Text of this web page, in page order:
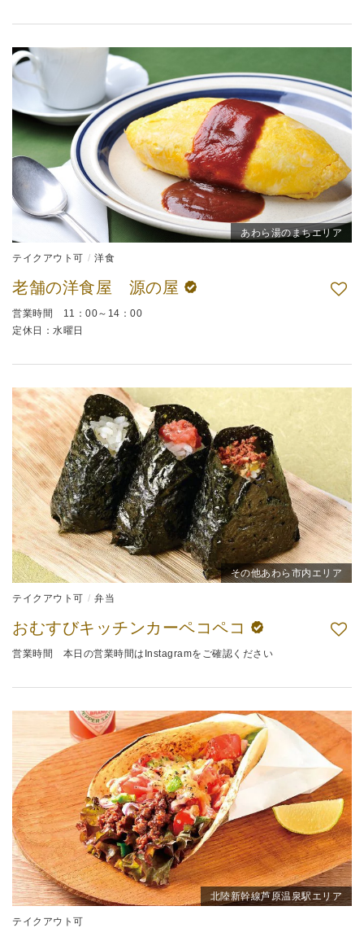
あわら湯のまちエリア
テイクアウト可 洋食
老舗の洋食屋 源の屋
営業時間 11：00～14：00
定休日：水曜日
その他あわら市内エリア
テイクアウト可 弁当
おむすびキッチンカーペコペコ
営業時間 本日の営業時間はInstagramをご確認ください
北陸新幹線芦原温泉駅エリア
テイクアウト可